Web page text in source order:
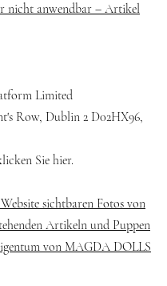
nicht anwendbar – Artikel
Limited
Row, Dublin 2 D02HX96,
Sie hier.
sichtbaren Fotos von
Artikeln und Puppen
von MAGDA DOLLS